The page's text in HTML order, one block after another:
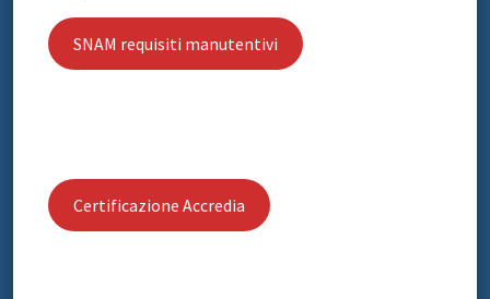
SNAM requisiti manutentivi
Certificazione Accredia